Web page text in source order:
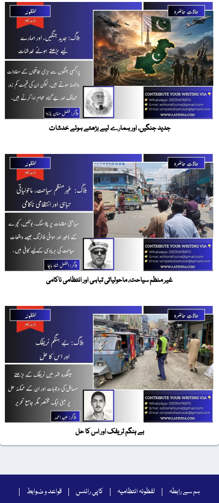
جدید جنگیں، اور ہمارے لیے بڑھتے ہوئے خدشات
غیر منظم سیاحت، ماحولیاتی تباہی اور انتظامی ناکامی
بے ہنگم ٹریفک اور اس کا حل
ہم سے رابطہ لفظونہ انتظامیہ کاپی رائٹس
قواعد و ضوابط